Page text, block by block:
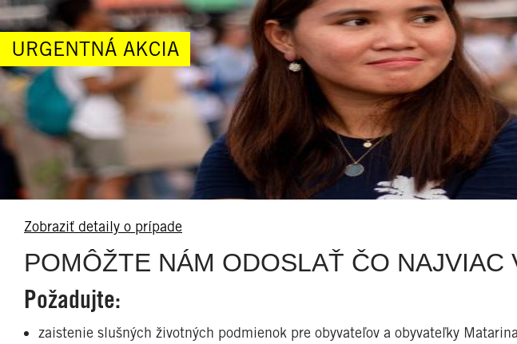
URGENTNÁ AKCIA
Zobraziť detaily o prípade
POMÔŽTE NÁM ODOSLAŤ ČO NAJVIAC
Požadujte:
zaistenie slušných životných podmienok pre obyvateľov a obyvateľky